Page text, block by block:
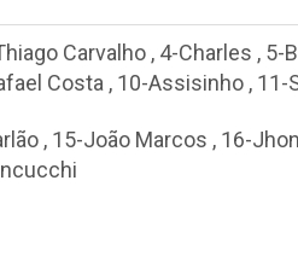
Carvalho , 4-Charles , 5-
Costa , 10-Assisinho , 11-
, 15-João Marcos , 16-